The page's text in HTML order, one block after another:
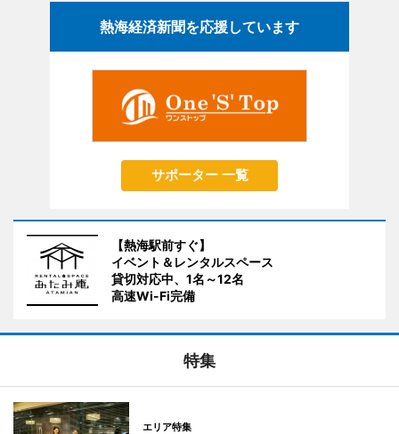
熱海経済新聞を応援しています
サポーター 一覧
【熱海駅前すぐ】
イベント＆レンタルスペース
貸切対応中、1名～12名
高速Wi-Fi完備
特集
エリア特集